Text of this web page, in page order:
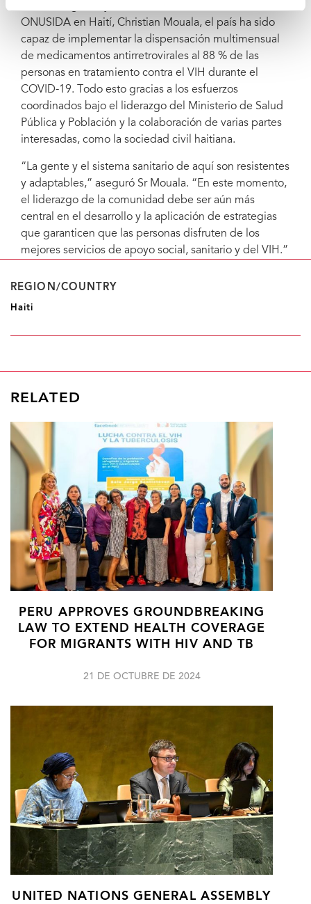
ONUSIDA en Haití, Christian Mouala, el país ha sido
capaz de implementar la dispensación multimensual
de medicamentos antirretrovirales al 88 % de las
personas en tratamiento contra el VIH durante el
COVID-19. Todo esto gracias a los esfuerzos
coordinados bajo el liderazgo del Ministerio de Salud
Pública y Población y la colaboración de varias partes
interesadas, como la sociedad civil haitiana.
“La gente y el sistema sanitario de aquí son resistentes
y adaptables,” aseguró Sr Mouala. “En este momento,
el liderazgo de la comunidad debe ser aún más
central en el desarrollo y la aplicación de estrategias
que garanticen que las personas disfruten de los
mejores servicios de apoyo social, sanitario y del VIH.”
REGION/COUNTRY
Haiti
RELATED
PERU APPROVES GROUNDBREAKING
LAW TO EXTEND HEALTH COVERAGE
FOR MIGRANTS WITH HIV AND TB
21 DE OCTUBRE DE 2024
UNITED NATIONS GENERAL ASSEMBLY